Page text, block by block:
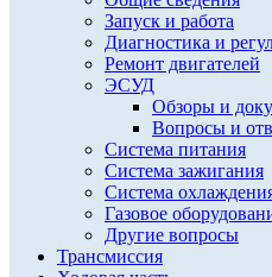
Запуск и работа
Диагностика и
Ремонт двигателей
ЭСУД
Обзоры и
Вопросы и
Система питания
Система зажигания
Система
Газовое
Другие вопросы
Трансмиссия